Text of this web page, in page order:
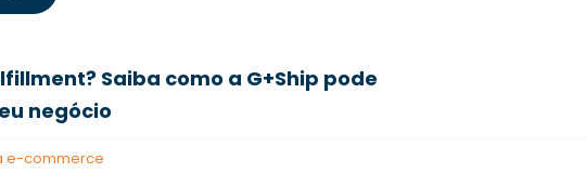
Saiba como a G+Ship pode
negócio
e-commerce